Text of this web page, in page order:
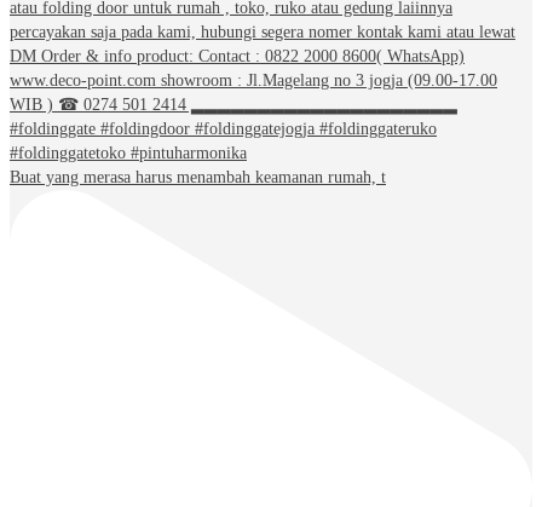
Buat yang merasa harus menambah keamanan rumah, t